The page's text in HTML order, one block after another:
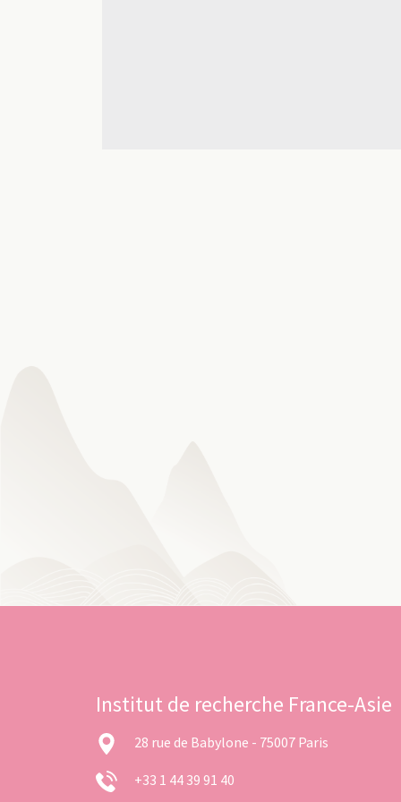
Institut de recherche France-Asie
28 rue de Babylone - 75007 Paris
+33 1 44 39 91 40